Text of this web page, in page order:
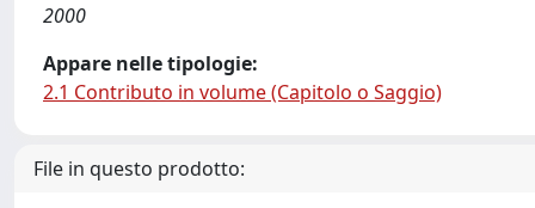
2000
Appare nelle tipologie:
2.1 Contributo in volume (Capitolo o Saggio)
File in questo prodotto: